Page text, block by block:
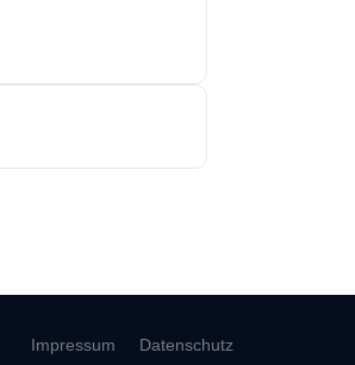
Impressum Datenschutz